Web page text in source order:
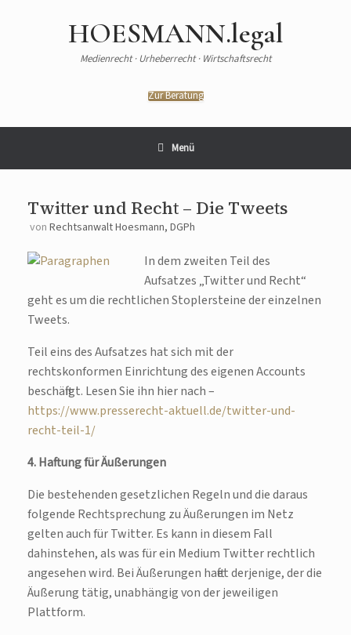
HOESMANN.legal
Medienrecht · Urheberrecht · Wirtschaftsrecht
Zur Beratung
Menü
Twitter und Recht – Die Tweets
von Rechtsanwalt Hoesmann, DGPh
In dem zweiten Teil des
Aufsatzes „Twitter und Recht“
geht es um die rechtlichen Stoplersteine der einzelnen
Tweets.
Teil eins des Aufsatzes hat sich mit der
rechtskonformen Einrichtung des eigenen Accounts
beschäftigt. Lesen Sie ihn hier nach –
https://www.presserecht-aktuell.de/twitter-und-
recht-teil-1/
4. Haftung für Äußerungen
Die bestehenden gesetzlichen Regeln und die daraus
folgende Rechtsprechung zu Äußerungen im Netz
gelten auch für Twitter. Es kann in diesem Fall
dahinstehen, als was für ein Medium Twitter rechtlich
angesehen wird. Bei Äußerungen haftet derjenige, der die
Äußerung tätig, unabhängig von der jeweiligen
Plattform.